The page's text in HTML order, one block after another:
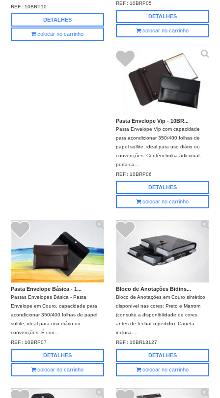
REF.: 10BRP10
DETALHES
colocar no carrinho
REF.: 10BRP05
DETALHES
colocar no carrinho
Pasta Envelope Vip - 10BR...
Pasta Envelope Vip com capacidade
para acondicionar 350/400 folhas de
papel sulfite, ideal para uso diário ou
convenções. Contém bolsa adicional,
porta-ca...
REF.: 10BRP06
DETALHES
colocar no carrinho
Pasta Envelope Básica - 1...
Pastas Envelopes Básica - Pasta
Envelope em Couro, capacidade para
acondicionar 350/400 folhas de papel
sulfite, ideal para uso diário ou
convenções. É con...
REF.: 10BRP07
DETALHES
colocar no carrinho
Bloco de Anotações Bidins...
Bloco de Anotações em Couro sintético,
disponível nas cores: Preto e Marrom
(consulte a disponibilidade de cores
antes de fechar o pedido). Caneta
inclusa....
REF.: 10BR13127
DETALHES
colocar no carrinho